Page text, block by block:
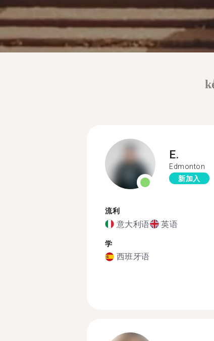
E.
Edmonton
新加入
流利
意大利语 英语
学
西班牙语